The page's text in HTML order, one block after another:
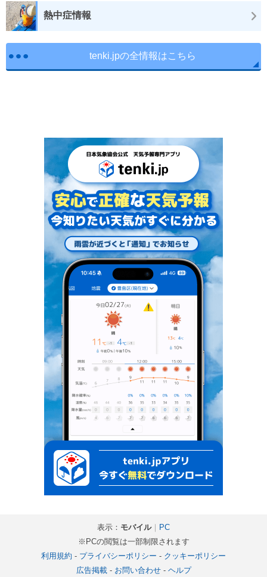
熱中症情報
tenki.jpの全情報はこちら
表示： モバイル｜ PC
※PCの閲覧は一部制限されます
利用規約 - プライバシーポリシー - クッキーポリシー
広告掲載- お問い合わせ- ヘルプ